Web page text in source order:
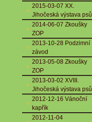
2015-03-07 XX.
Jihočeská výstava psů
2014-06-07 Zkoušky
ZOP
2013-10-28 Podzimní
závod
2013-05-08 Zkoušky
ZOP
2013-03-02 XVIII.
Jihočeská výstava psů
2012-12-16 Vánoční
kapřík
2012-11-04